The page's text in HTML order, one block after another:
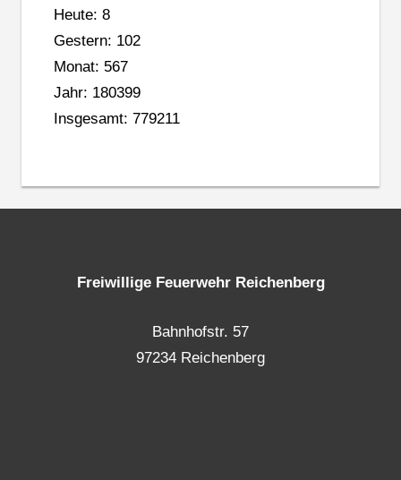
Heute: 8
Gestern: 102
Monat: 567
Jahr: 180399
Insgesamt: 779211
Freiwillige Feuerwehr Reichenberg
Bahnhofstr. 57
97234 Reichenberg